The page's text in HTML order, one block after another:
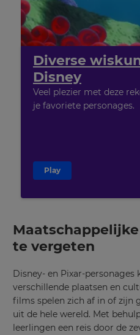
Diverse
Disney
Veel plezier met deze
je favoriete personages.
Play
te vergeten
Disney- en Pixar-
verschillende plaatsen en
films spelen zich af in of zijn
uit de hele wereld. Met
leerlingen een reis door de